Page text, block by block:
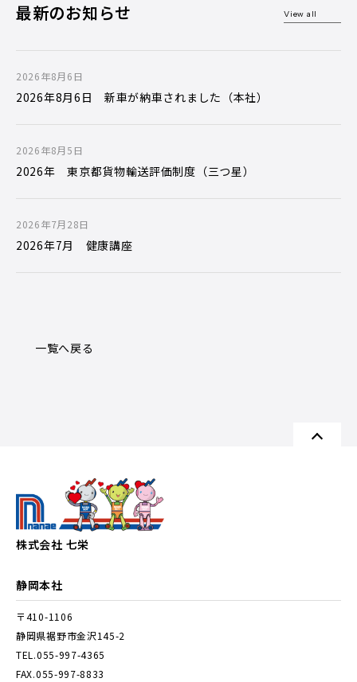
最新のお知らせ View all
2026年8月6日
2026年8月6日 新車が納車されました（本社）
2026年8月5日
2026年 東京都貨物輸送評価制度（三つ星）
2026年7月28日
2026年7月 健康講座
一覧へ戻る
株式会社 七栄
静岡本社
〒410-1106
静岡県裾野市金沢145-2
TEL.055-997-4365
FAX.055-997-8833